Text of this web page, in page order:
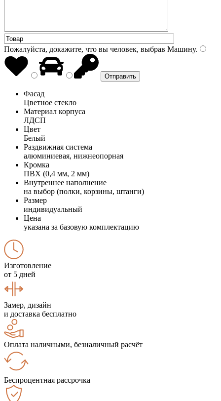
Пожалуйста, докажите, что вы человек, выбрав Машину.
Фасад
Цветное стекло
Материал корпуса
ЛДСП
Цвет
Белый
Раздвижная система
алюминиевая, нижнеопорная
Кромка
ПВХ (0,4 мм, 2 мм)
Внутреннее наполнение
на выбор (полки, корзины, штанги)
Размер
индивидуальный
Цена
указана за базовую комплектацию
Изготовление
от 5 дней
Замер, дизайн
и доставка бесплатно
Оплата наличными, безналичный расчёт
Беспроцентная рассрочка